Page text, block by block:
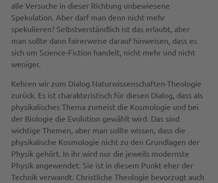
alle Versuche in dieser Richtung unbewiesene
Spekulation. Aber darf man denn nicht mehr
spekulieren? Selbstverständlich ist das erlaubt, aber
man sollte dann fairerweise darauf hinweisen, dass es
sich um Science-Fiction handelt, nicht mehr und nicht
weniger.
Kehren wir zum Dialog Naturwissenschaften-Theologie
zurück. Es ist charakteristisch für diesen Dialog, dass als
physikalisches Thema zumeist die Kosmologie und bei
der Biologie die Evolution gewählt wird. Das sind
wichtige Themen, aber man sollte wissen, dass die
physikalische Kosmologie nicht zu den Grundlagen der
Physik gehört. In ihr wird nur die jeweils modernste
Physik angewendet. Sie ist in diesem Punkt eher der
Technik verwandt. Christliche Theologie bevorzugt auch